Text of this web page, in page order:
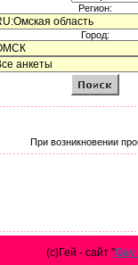
Регион:
Город:
При возникновении
(с)Гей - сайт "Gay